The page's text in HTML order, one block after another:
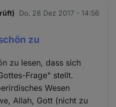
Do. 28 Dez 2017 - 14:56
zu
zu lesen, dass sich
Frage" stellt.
Wesen
Allah, Gott (nicht zu